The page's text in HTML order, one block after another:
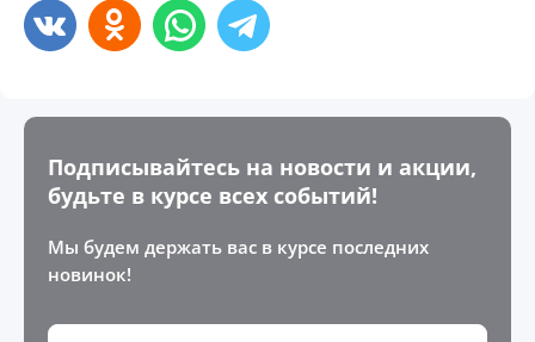
Подписывайтесь на новости и акции,
будьте в курсе всех событий!
Мы будем держать вас в курсе последних
новинок!